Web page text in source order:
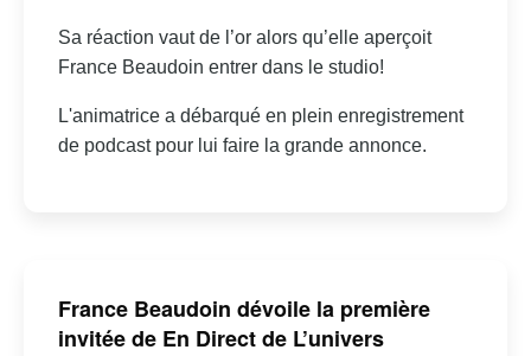
Sa réaction vaut de l’or alors qu’elle aperçoit
France Beaudoin entrer dans le studio!
L'animatrice a débarqué en plein enregistrement
de podcast pour lui faire la grande annonce.
France Beaudoin dévoile la première
invitée de En Direct de L’univers